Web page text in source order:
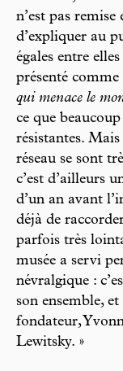
n’est pas remise
d’expliquer au
égales entre
présenté comme
qui menace le
ce que
résistantes.
réseau se sont
c’est d’ailleurs
d’un an avant
déjà de
parfois très
musée a servi
névralgique :
son ensemble,
fondateur,
Lewitsky. »